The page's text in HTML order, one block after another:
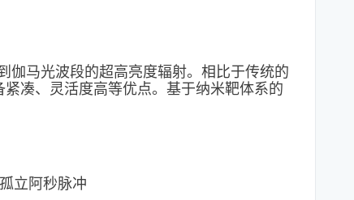
马光波段的超高亮度辐射。相比于传统的
凑、灵活度高等优点。基于纳米靶体系的
立阿秒脉冲